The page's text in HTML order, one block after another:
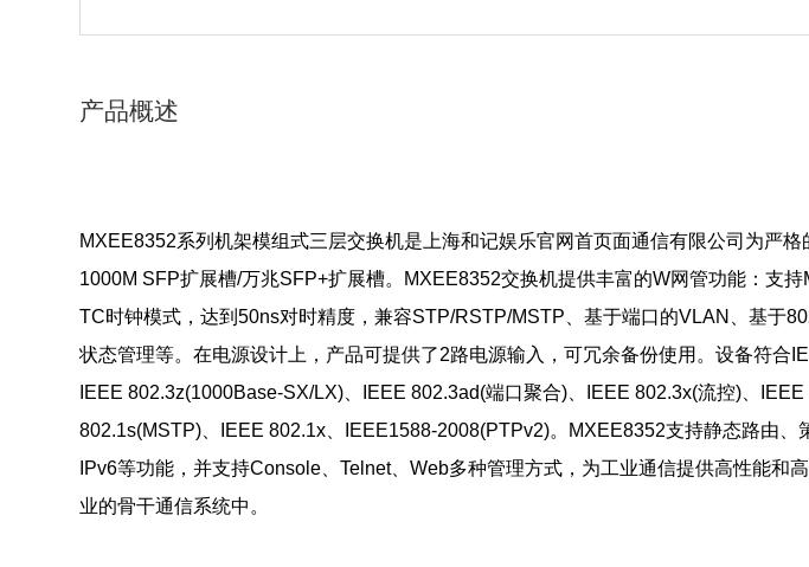
产品概述
MXEE8352系列机架模组式三层交换机是上海和记娱乐官网首页面通信有限公司为严
1000M SFP扩展槽/万兆SFP+扩展槽。
MXEE8352交换机提供丰富的W网管功能：支
TC时钟模式，达到50ns对时精度，兼容STP/RSTP/MSTP、基于端口的VLAN、基于
状态管理等。在电源设计上，产品可提供了2路电源输入，可冗余备份使用。设备符合
IEEE 802.3z(1000Base-SX/LX)、IEEE 802.3ad(端口聚合)、IEEE 802.3x(流控)、
802.1s(MSTP)、IEEE 802.1x、IEEE1588-2008(PTPv2)。
MXEE8352支持静态路由、
IPv6等功能，并支持Console、Telnet、Web多种管理方式，为工业通信提供高性能
业的骨干通信系统中。